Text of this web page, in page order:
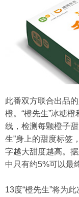
此番双方联合出品
橙。“橙先生”冰糖
线，检测每颗橙子
生”身上的甜度标签
字越大甜度越高。
中只有约5%可以最
13度“橙先生”将为